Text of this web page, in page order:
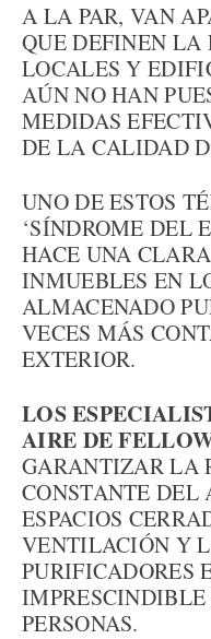
A LA PAR, VAN
QUE DEFINEN LA
LOCALES Y
AÚN NO HAN
MEDIDAS
DE LA CALIDAD
UNO DE ESTOS
‘SÍNDROME DEL
HACE UNA
INMUEBLES EN
ALMACENADO
VECES MÁS
EXTERIOR.
LOS
AIRE DE
GARANTIZAR LA
CONSTANTE DEL
ESPACIOS
VENTILACIÓN Y
PURIFICADORES
PERSONAS.